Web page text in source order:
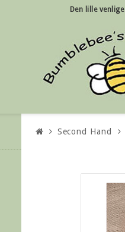
Den lille venlige
Second Hand